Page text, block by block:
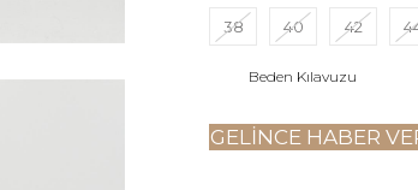
38 40 42
Beden Kılavuzu
GELINCE HABER